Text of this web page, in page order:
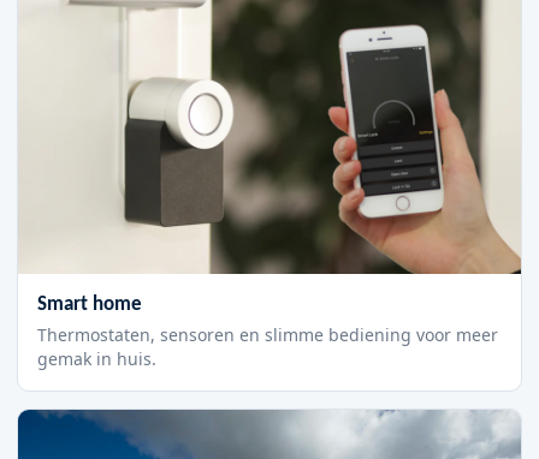
Smart home
Thermostaten, sensoren en slimme bediening voor meer
gemak in huis.